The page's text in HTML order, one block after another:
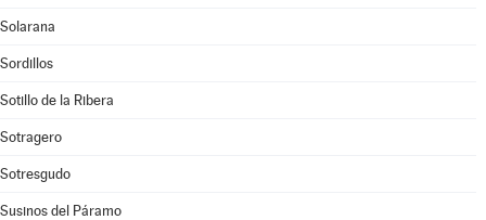
Solarana
Sordillos
Sotillo de la Ribera
Sotragero
Sotresgudo
Susinos del Páramo